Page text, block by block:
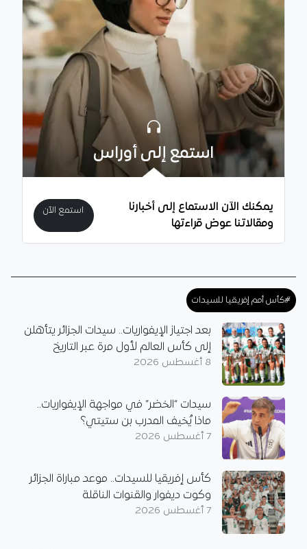
استمع إلى أوراس
يمكنك الآن الاستماع إلى أخبارنا
ومقالاتنا عوض قراءتها
استمع الآن
#كأس أمم إفريقيا للسيدات
بعد اجتياز الإيفواريات.. سيدات الجزائر يتأهلن
إلى كأس العالم لأول مرة عبر التاريخ
8 أغسطس 2026
سيدات “الخضر” في مواجهة الإيفواريات..
ماذا يُخيف المدرب بن ستيتي؟
7 أغسطس 2026
كأس إفريقيا للسيدات.. موعد مباراة الجزائر
وكوت ديفوار والقنوات الناقلة
7 أغسطس 2026